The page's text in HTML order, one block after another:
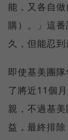
能，又各自
購）。」這
久，但能忍到
即使基美團
了將近11個
親，不過基
益，最終排